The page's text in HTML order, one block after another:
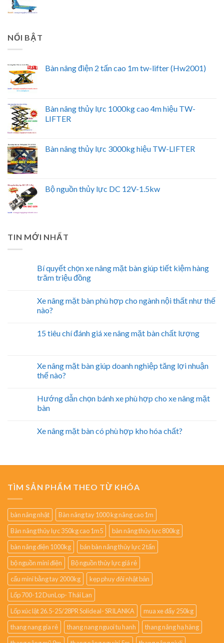
NỔI BẬT
Bàn nâng điện 2 tấn cao 1m tw-lifter (Hw2001)
Bàn nâng thủy lực 1000kg cao 4m hiệu TW-
LIFTER
Bàn nâng thủy lực 3000kg hiệu TW-LIFTER
Bộ nguồn thủy lực DC 12V-1.5kw
TIN MỚI NHẤT
Bí quyết chọn xe nâng mặt bàn giúp tiết kiệm hàng
trăm triệu đồng
Xe nâng mặt bàn phù hợp cho ngành nội thất như thế
nào?
15 tiêu chí đánh giá xe nâng mặt bàn chất lượng
Xe nâng mặt bàn giúp doanh nghiệp tăng lợi nhuận
thế nào?
Hướng dẫn chọn bánh xe phù hợp cho xe nâng mặt
bàn
Xe nâng mặt bàn có phù hợp kho hóa chất?
TÌM SẢN PHẨM THEO TỪ KHÓA
bàn nâng nhật
Bàn nâng tay 1000 kg nâng cao 1m
Bàn nâng thủy lực 350kg cao 1m5
bàn nâng thủy lực 800kg
bàn nâng điện 1000kg
bán bàn nâng thủy lực 2 tấn
bộ nguồn mini điện
Bộ nguồn thủy lực giá rẻ
cẩu mini bằng tay 2000kg
kẹp phuy đôi nhật bản
Lốp 700-12 DunLop- Thái Lan
Lốp xúc lật 26.5-25/28PR Solideal- SRILANKA
mua xe đẩy 250kg
thang nang gia rẻ
thang nang nguoi tu hanh
thang nâng hạ hàng